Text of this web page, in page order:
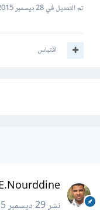
تم التعديل في28 ديسمبر 2015
اقتباس
E.Nourddine
نشر29 ديسمبر 2015